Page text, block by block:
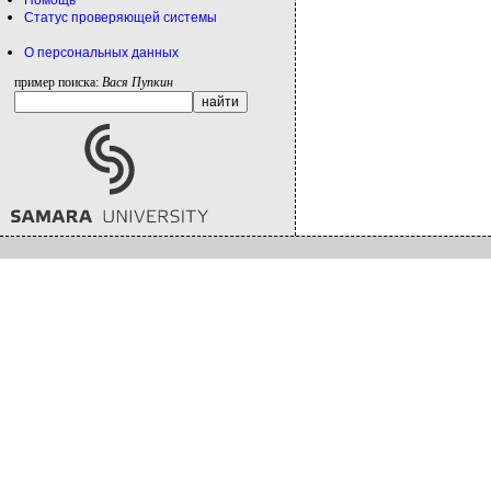
Статус проверяющей системы
О персональных данных
пример поиска: Вася Пупкин